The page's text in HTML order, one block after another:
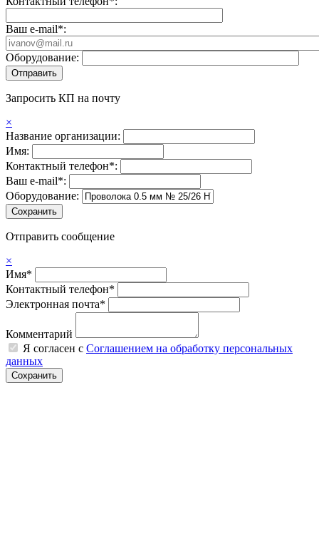
Ваш e-mail*:
Оборудование:
Запросить КП на почту
×
Название организации:
Имя:
Контактный телефон*:
Ваш e-mail*:
Оборудование:
Отправить сообщение
×
Имя*
Контактный телефон*
Электронная почта*
Комментарий
Я согласен с Соглашением на обработку персональных
данных